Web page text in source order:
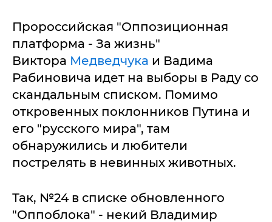
Пророссийская "Оппозиционная
платформа - За жизнь"
Виктора Медведчука и Вадима
Рабиновича идет на выборы в Раду со
скандальным списком. Помимо
откровенных поклонников Путина и
его "русского мира", там
обнаружились и любители
пострелять в невинных животных.
Так, №24 в списке обновленного
"Оппоблока" - некий Владимир